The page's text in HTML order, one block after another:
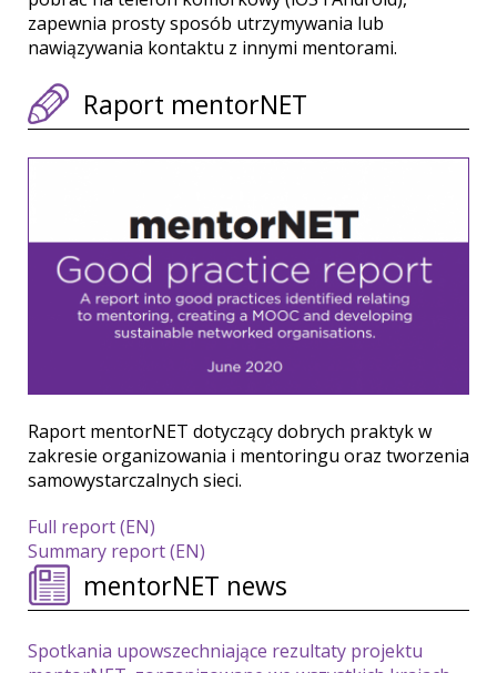
zapewnia prosty sposób utrzymywania lub
nawiązywania kontaktu z innymi mentorami.
Raport mentorNET
Raport mentorNET dotyczący dobrych praktyk w
zakresie organizowania i mentoringu oraz tworzenia
samowystarczalnych sieci.
Full report (EN)
Summary report (EN)
mentorNET news
Spotkania upowszechniające rezultaty projektu